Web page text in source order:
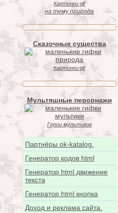
Картинки gif
на тему природа
Сказочные существа
Картинки gif
Мультяшные персонажи
Герои мультиков
Партнёры ok-katalog.
Генератор кодов html
Генератор html движение
текста
Генератор html кнопка
Доход и реклама сайта.